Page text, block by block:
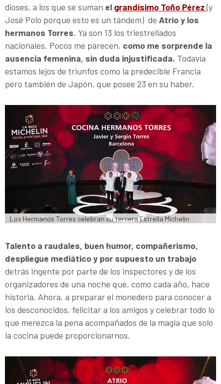
dioses, a los que se suman el grandísimo Toño Pérez(y
José Polo porque esto es un tándem) de Atrio y los
hermanos Torres. Ya son 13 los triestrellados
nacionales. Pocos me parecen, como me sorprende la
ausencia femenina, sin duda injustificada. Todavía
estamos lejos de triunfos como la predecible Francia
pero también de Japón, que posee 23 en su haber.
Los Hermanos Torres celebran su tercera Estrella Michelin
Talento a raudales, buen humor, compañerismo,
despliegue mediático y por supuesto un trabajo
detrás ingente por parte de los inspectores y de los
organizadores de una noche que, como cada año, hace
historia. Ahora, a preparar el monedero para conocer a
los desconocidos, felicitar a los amigos y celebrar todo lo
que merezca la pena acompañados de la magia que solo
la cocina puede proporcionarnos.